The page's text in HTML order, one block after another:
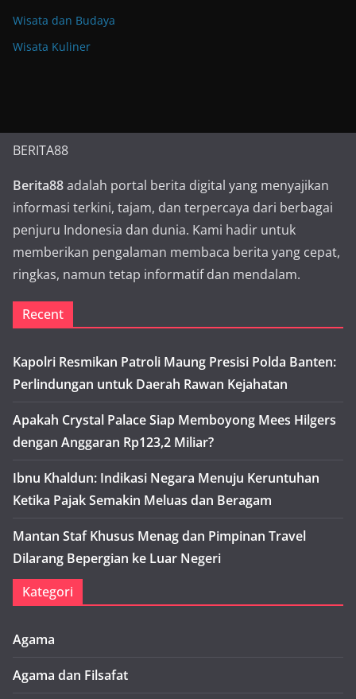
Wisata dan Budaya
Wisata Kuliner
BERITA88
Berita88adalah portal berita digital yang menyajikan
informasi terkini, tajam, dan terpercaya dari berbagai
penjuru Indonesia dan dunia. Kami hadir untuk
memberikan pengalaman membaca berita yang cepat,
ringkas, namun tetap informatif dan mendalam.
Recent
Kapolri Resmikan Patroli Maung Presisi Polda Banten:
Perlindungan untuk Daerah Rawan Kejahatan
Apakah Crystal Palace Siap Memboyong Mees Hilgers
dengan Anggaran Rp123,2 Miliar?
Ibnu Khaldun: Indikasi Negara Menuju Keruntuhan
Ketika Pajak Semakin Meluas dan Beragam
Mantan Staf Khusus Menag dan Pimpinan Travel
Dilarang Bepergian ke Luar Negeri
Kategori
Agama
Agama dan Filsafat